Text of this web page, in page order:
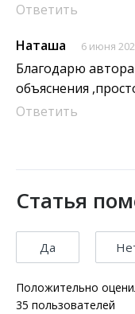
Ответить
Наташа 6 июня
Благодарю
объяснения
Ответить
Статья
Да
Положительно
35 пользователей